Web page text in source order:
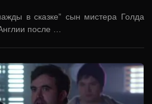
в сказке” сын мистера Голда
после …